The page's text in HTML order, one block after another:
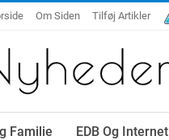
Om Siden Tilføj Artikler
Familie EDB Og Internet